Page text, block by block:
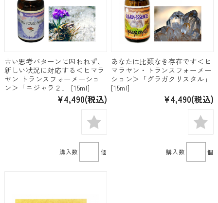
古い思考パターンに囚われず、
新しい状況に対応する＜ヒマラ
ヤン トランスフォーメーショ
ン＞「ニジャラ２」 [15ml]
¥4,490(税込)
購入数 個
あなたは比類なき存在です＜ヒ
マラヤン・トランスフォーメー
ション＞「グラガクリスタル」
[15ml]
¥4,490(税込)
購入数 個